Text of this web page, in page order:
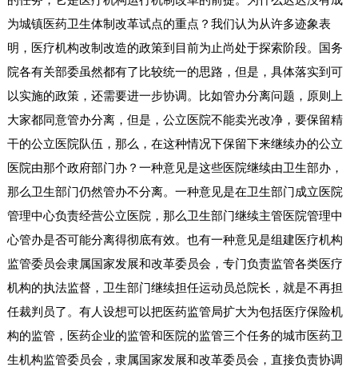
为城镇医药卫生体制改革试点的重点？我们认为从许多迹象表
明，医疗机构改制改造的政策到目前为止尚处于探索阶段。国务
院各有关部委虽然都有了比较统一的思路，但是，具体落实到可
以实施的政策，还需要进一步协调。比如管办分离问题，原则上
大家都同意管办分离，但是，公立医院不能卖光改净，要保留精
干的公立医院队伍，那么，在这种情况下保留下来继续办的公立
医院由那个政府部门办？一种意见是这些医院继续由卫生部办，
那么卫生部门仍然管办不分离。一种意见是在卫生部门成立医院
管理中心负责经营公立医院，那么卫生部门继续主管医院管理中
心管办是否可能分离得彻底有效。也有一种意见是组建医疗机构
监管委员会隶属国家发展和改革委员会，专门负责监管各类医疗
机构的执法监督，卫生部门继续担任运动员总院长，就是不再担
任裁判员了。有人设想可以把医药监管局扩大为包括医疗保险机
构的监管，医药企业的监管和医院的监管三个任务的城市医药卫
生机构监管委员会，隶属国家发展和改革委员会，直接负责协调